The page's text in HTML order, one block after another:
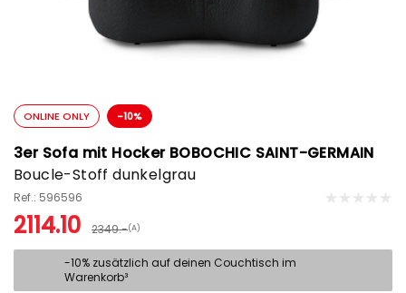
ONLINE ONLY -10%
3er Sofa mit Hocker BOBOCHIC SAINT-GERMAIN
Boucle-Stoff dunkelgrau
Ref.: 596596
2114.10 2349.-(A)
-10% zusätzlich auf deinen Couchtisch im
Warenkorb³